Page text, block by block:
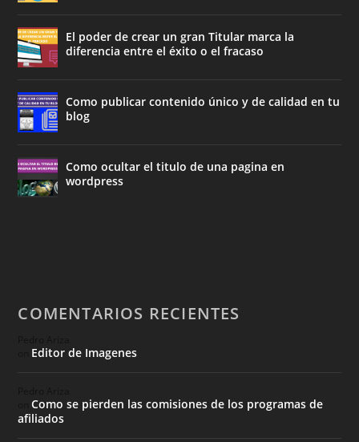
El poder de crear un gran Titular marca la
diferencia entre el éxito o el fracaso
Como publicar contenido único y de calidad en tu
blog
Como ocultar el titulo de una pagina en
wordpress
COMENTARIOS RECIENTES
Editor de Imagenes
onComo se pierden las comisiones de los programas de
afiliados